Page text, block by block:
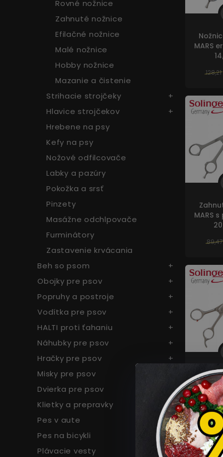
Rovné nožnice
Zahnuté nožnice
Efilačné nožnice
Malé nožnice
Hobby nožnice
Mazanie a čistenie
Strihacie strojčeky
Hlavice strojčekov
Hrebene na psy
Kefy na psy
Nožové odfilcovače
Labky a pazúry
Pokožka a srsť
Pinzety
Masážne odchlpovače
Furminátory
Zastavenie krvácania
Beh so psom
Obojky pre psov
Popruhy a postroje
Vodítka pre psov
HALTI proti ťahaniu
Náhubky pre psov
Hračky pre psov
Misky pre psov
Dvierka pre psov
Klietky a prepravky
Pes v aute
Pes na bicykli
Plávacie vesty
zubami
hlavy
ktorá je
Hobby
Na
ich
MARS
128,21
MARS
89,47
Nožnice
85,71